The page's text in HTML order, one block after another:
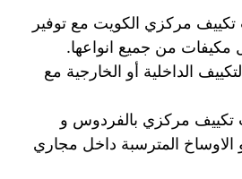
مركزي الكويت مع توفير
من جميع انواعها.
الداخلية أو الخارجية مع
تكييف مركزي بالفردوس و
و الاوساخ المترسبة داخل مجاري